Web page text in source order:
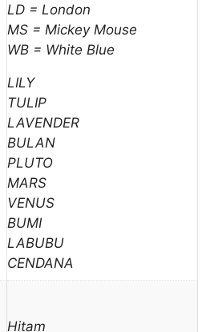
LD = London
MS = Mickey Mouse
WB = White Blue
LILY
TULIP
LAVENDER
BULAN
PLUTO
MARS
VENUS
BUMI
LABUBU
CENDANA
Hitam